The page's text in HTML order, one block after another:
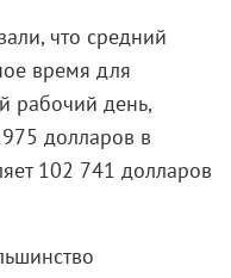
что средний
время для
рабочий день,
долларов в
102 741 долларов